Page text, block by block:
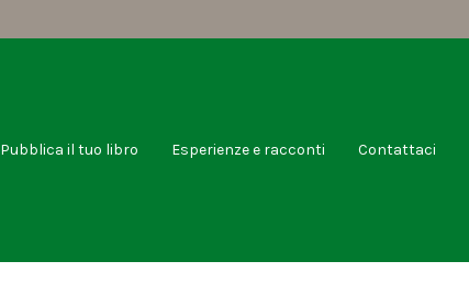
Pubblica il tuo libro Esperienze e racconti Contattaci